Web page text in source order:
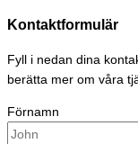
Kontaktformulär
Fyll i nedan dina
berätta mer om våra
Förnamn